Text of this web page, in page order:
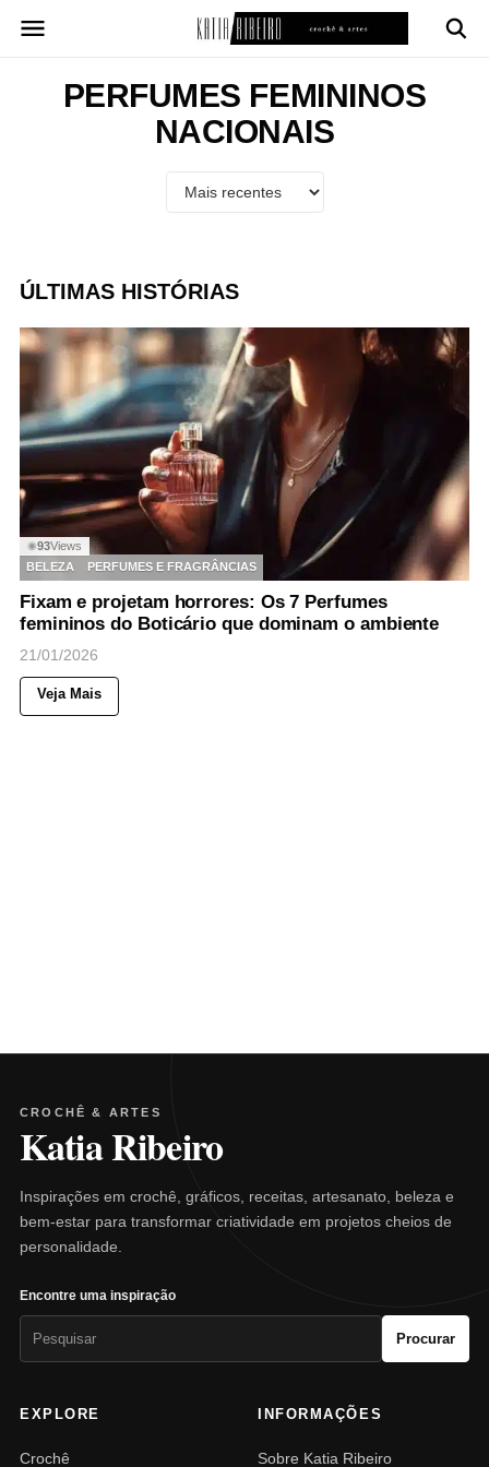
para
conteúdoPERFUMES FEMININOS
NACIONAIS
ÚLTIMAS HISTÓRIAS
◉93Views
BELEZA
PERFUMES E FRAGRÂNCIAS
Fixam e projetam horrores: Os 7 Perfumes
femininos do Boticário que dominam o ambiente
21/01/2026
Veja Mais
CROCHÊ & ARTES
Katia Ribeiro
Inspirações em crochê, gráficos, receitas, artesanato, beleza e
bem-estar para transformar criatividade em projetos cheios de
personalidade.
Encontre uma inspiração
Procurar
EXPLORE
Crochê
INFORMAÇÕES
Sobre Katia Ribeiro